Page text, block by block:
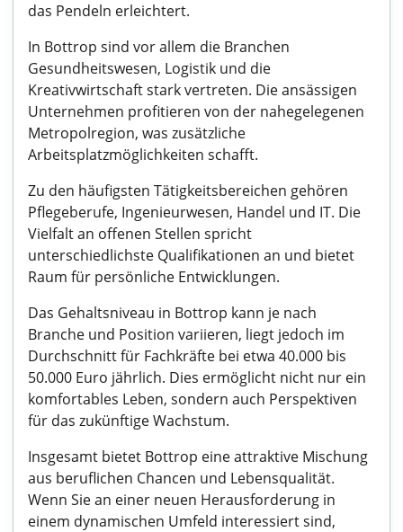
das Pendeln erleichtert.
In Bottrop sind vor allem die Branchen
Gesundheitswesen, Logistik und die
Kreativwirtschaft stark vertreten. Die ansässigen
Unternehmen profitieren von der nahegelegenen
Metropolregion, was zusätzliche
Arbeitsplatzmöglichkeiten schafft.
Zu den häufigsten Tätigkeitsbereichen gehören
Pflegeberufe, Ingenieurwesen, Handel und IT. Die
Vielfalt an offenen Stellen spricht
unterschiedlichste Qualifikationen an und bietet
Raum für persönliche Entwicklungen.
Das Gehaltsniveau in Bottrop kann je nach
Branche und Position variieren, liegt jedoch im
Durchschnitt für Fachkräfte bei etwa 40.000 bis
50.000 Euro jährlich. Dies ermöglicht nicht nur ein
komfortables Leben, sondern auch Perspektiven
für das zukünftige Wachstum.
Insgesamt bietet Bottrop eine attraktive Mischung
aus beruflichen Chancen und Lebensqualität.
Wenn Sie an einer neuen Herausforderung in
einem dynamischen Umfeld interessiert sind,